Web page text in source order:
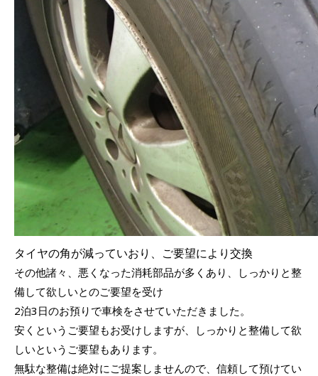
タイヤの角が減っていおり、ご要望により交換
その他諸々、悪くなった消耗部品が多くあり、しっかりと整
備して欲しいとのご要望を受け
2泊3日のお預りで車検をさせていただきました。
安くというご要望もお受けしますが、しっかりと整備して欲
しいというご要望もあります。
無駄な整備は絶対にご提案しませんので、信頼して預けてい